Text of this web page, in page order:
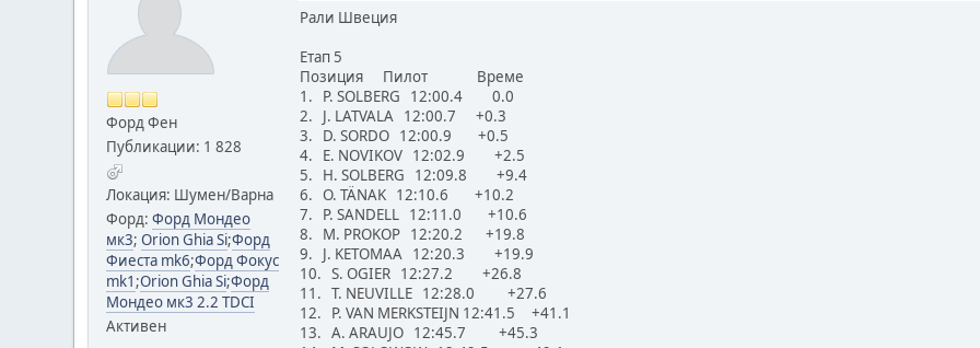
Форд Фен
Публикации: 1 828
Локация: Шумен/Варна
Форд:Форд Мондео
мк3;Orion Ghia Si;Форд
Фиеста mk6;Форд Фокус
mk1 ;Orion Ghia Si;Форд
Мондео мк3 2.2 TDCI
Активен
Рали Швеция
Етап 5
Позиция Пилот Време
1. P. SOLBERG 12:00.4 0.0
2. J. LATVALA 12:00.7 +0.3
3. D. SORDO 12:00.9 +0.5
4. E. NOVIKOV 12:02.9 +2.5
5. H. SOLBERG 12:09.8 +9.4
6. O. TÄNAK 12:10.6 +10.2
7. P. SANDELL 12:11.0 +10.6
8. M. PROKOP 12:20.2 +19.8
9. J. KETOMAA 12:20.3 +19.9
10. S. OGIER 12:27.2 +26.8
11. T. NEUVILLE 12:28.0 +27.6
12. P. VAN MERKSTEIJN 12:41.5 +41.1
13. A. ARAUJO 12:45.7 +45.3